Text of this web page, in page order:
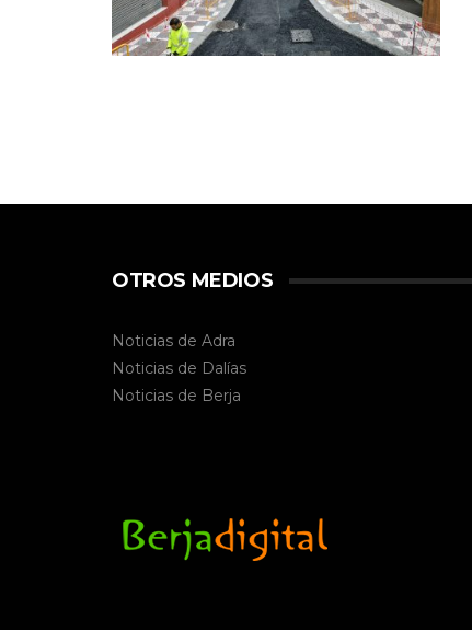
OTROS MEDIOS
Noticias de Adra
Noticias de Dalías
Noticias de Berja